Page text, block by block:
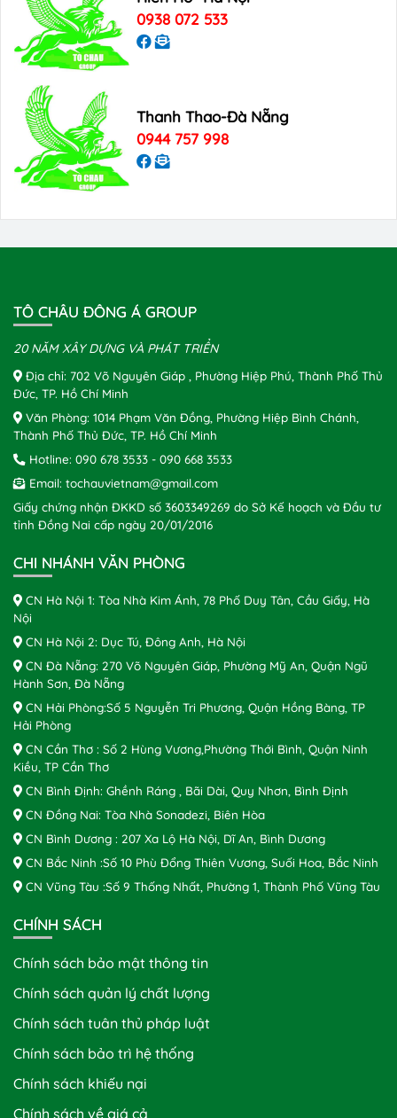
0938 072 533
Thanh Thao-Đà Nẵng
0944 757 998
TÔ CHÂU ĐÔNG Á GROUP
20 NĂM XÂY DỰNG VÀ PHÁT TRIỂN
Địa chỉ: 702 Võ Nguyên Giáp , Phường Hiệp Phú, Thành Phố Thủ
Đức, TP. Hồ Chí Minh
Văn Phòng: 1014 Phạm Văn Đồng, Phường Hiệp Bình Chánh,
Thành Phố Thủ Đức, TP. Hồ Chí Minh
Hotline: 090 678 3533 - 090 668 3533
Email: tochauvietnam@gmail.com
Giấy chứng nhận ĐKKD số 3603349269 do Sở Kế hoạch và Đầu tư
tỉnh Đồng Nai cấp ngày 20/01/2016
CHI NHÁNH VĂN PHÒNG
CN Hà Nội 1: Tòa Nhà Kim Ánh, 78 Phố Duy Tân, Cầu Giấy, Hà
Nội
CN Hà Nội 2: Dục Tú, Đông Anh, Hà Nội
CN Đà Nẵng: 270 Võ Nguyên Giáp, Phường Mỹ An, Quận Ngũ
Hành Sơn, Đà Nẵng
CN Hải Phòng:Số 5 Nguyễn Tri Phương, Quận Hồng Bàng, TP
Hải Phòng
CN Cần Thơ : Số 2 Hùng Vương,Phường Thới Bình, Quận Ninh
Kiều, TP Cần Thơ
CN Bình Định: Ghềnh Ráng , Bãi Dài, Quy Nhơn, Bình Định
CN Đồng Nai: Tòa Nhà Sonadezi, Biên Hòa
CN Bình Dương : 207 Xa Lộ Hà Nội, Dĩ An, Bình Dương
CN Bắc Ninh :Số 10 Phù Đổng Thiên Vương, Suối Hoa, Bắc Ninh
CN Vũng Tàu :Số 9 Thống Nhất, Phường 1, Thành Phố Vũng Tàu
CHÍNH SÁCH
Chính sách bảo mật thông tin
Chính sách quản lý chất lượng
Chính sách tuân thủ pháp luật
Chính sách bảo trì hệ thống
Chính sách khiếu nại
Chính sách về giá cả